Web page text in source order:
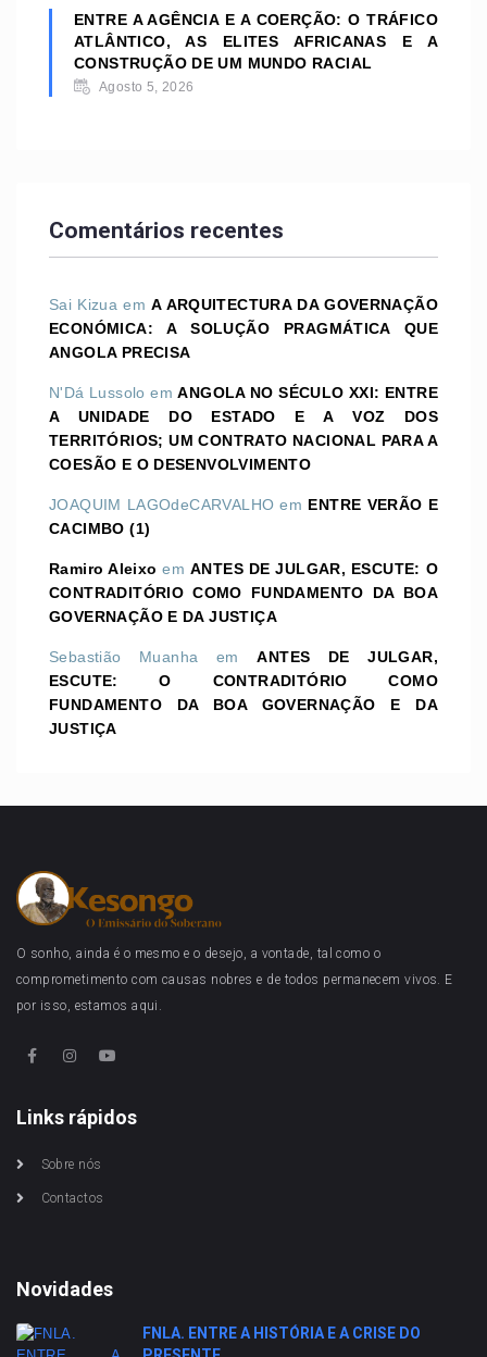
ENTRE A AGÊNCIA E A COERÇÃO: O TRÁFICO
ATLÂNTICO, AS ELITES AFRICANAS E A
CONSTRUÇÃO DE UM MUNDO RACIAL
Agosto 5, 2026
Comentários recentes
Sai Kizua emA ARQUITECTURA DA GOVERNAÇÃO
ECONÓMICA: A SOLUÇÃO PRAGMÁTICA QUE
ANGOLA PRECISA
N'Dá Lussolo emANGOLA NO SÉCULO XXI: ENTRE
A UNIDADE DO ESTADO E A VOZ DOS
TERRITÓRIOS; UM CONTRATO NACIONAL PARA A
COESÃO E O DESENVOLVIMENTO
JOAQUIM LAGOdeCARVALHO em ENTRE VERÃO E
CACIMBO (1)
Ramiro Aleixo emANTES DE JULGAR, ESCUTE: O
CONTRADITÓRIO COMO FUNDAMENTO DA BOA
GOVERNAÇÃO E DA JUSTIÇA
Sebastião Muanha emANTES DE JULGAR,
ESCUTE: O CONTRADITÓRIO COMO
FUNDAMENTO DA BOA GOVERNAÇÃO E DA
JUSTIÇA
O sonho, ainda é o mesmo e o desejo, a vontade, tal como o
comprometimento com causas nobres e de todos permanecem vivos. E
por isso, estamos aqui.
Links rápidos
Sobre nós
Contactos
Novidades
FNLA. ENTRE A HISTÓRIA E A CRISE DO